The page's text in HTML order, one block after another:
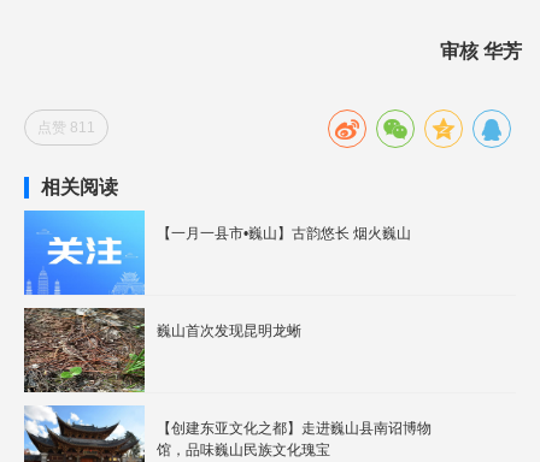
审核 华芳
点赞 811
相关阅读
【一月一县市•巍山】古韵悠长 烟火巍山
巍山首次发现昆明龙蜥
【创建东亚文化之都】走进巍山县南诏博物
馆，品味巍山民族文化瑰宝